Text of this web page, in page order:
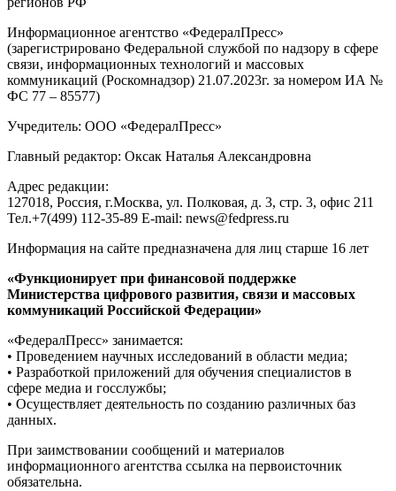
Информационное агентство «ФедералПресс»
(зарегистрировано Федеральной службой по надзору в сфере
связи, информационных технологий и массовых
коммуникаций (Роскомнадзор) 21.07.2023г. за номером ИА №
ФС 77 – 85577)
Учредитель: ООО «ФедералПресс»
Главный редактор: Оксак Наталья Александровна
Адрес редакции:
127018, Россия, г.Москва, ул. Полковая, д. 3, стр. 3, офис 211
Тел.+7(499) 112-35-89 E-mail: news@fedpress.ru
Информация на сайте предназначена для лиц старше 16 лет
«Функционирует при финансовой поддержке
Министерства цифрового развития, связи и массовых
коммуникаций Российской Федерации»
«ФедералПресс» занимается:
• Проведением научных исследований в области медиа;
• Разработкой приложений для обучения специалистов в
сфере медиа и госслужбы;
• Осуществляет деятельность по созданию различных баз
данных.
При заимствовании сообщений и материалов
информационного агентства ссылка на первоисточник
обязательна.